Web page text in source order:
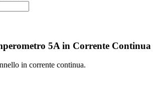
5A in Corrente Continua
in corrente continua.